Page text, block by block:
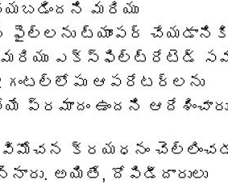
మరియు
ఫైల్‌లను ట్యాంపర్
ఎక్స్‌ఫిల్ట్రేటెడ్
గంటల్లోపు ఆపరేటర్లను
ఉందని
క్రయధనం
అయితే, దోపిడీదారులు